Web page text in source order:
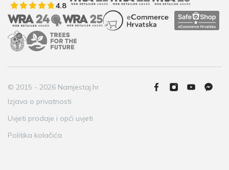
4.8
© 2015 - 2026 Namjestaj.hr
Izjava o privatnosti
Uvjeti prodaje i opći uvjeti
Politika kolačića